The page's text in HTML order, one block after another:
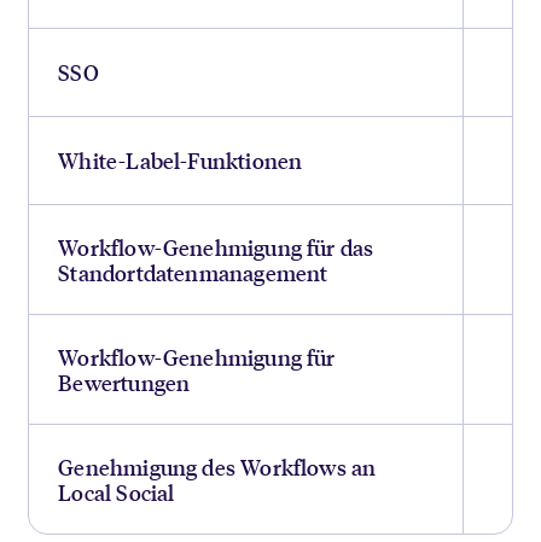
SSO
White-Label-Funktionen
Workflow-Genehmigung für das
Standortdatenmanagement
Workflow-Genehmigung für
Bewertungen
Genehmigung des Workflows an
Local Social